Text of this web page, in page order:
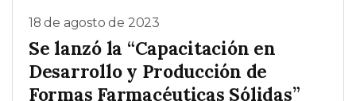
18 de agosto de 2023
Se lanzó la “Capacitación en
Desarrollo y Producción de
Formas Farmacéuticas Sólidas”